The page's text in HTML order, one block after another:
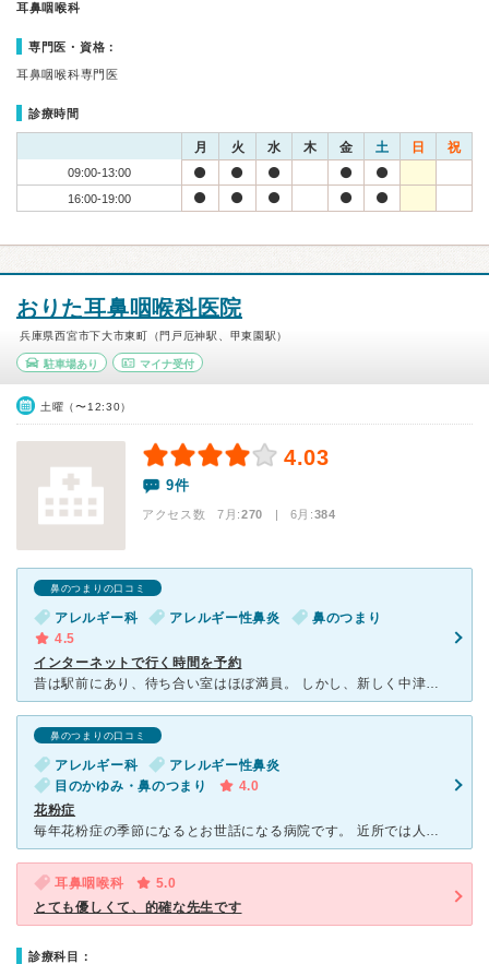
耳鼻咽喉科
専門医・資格：
耳鼻咽喉科専門医
診療時間
月 火 水 木 金 土 日 祝
09:00-13:00
16:00-19:00
おりた耳鼻咽喉科医院
兵庫県西宮市下大市東町（門戸厄神駅、甲東園駅）
駐車場あり マイナ受付
土曜（〜12:30）
4.03
9件
アクセス数 7月:270 | 6月:384
鼻のつまりの口コミ
アレルギー科 アレルギー性鼻炎
鼻のつまり
4.5
インターネットで行く時間を予約
昔は駅前にあり、待ち合い室はほぼ満員。 しかし、新しく中津浜線沿いに移転してからは、インターネットで時間予約方式に変更されました。 そのおかげで、待つ時間は少なくなりました。 小さな子ど
鼻のつまりの口コミ
アレルギー科
アレルギー性鼻炎
目のかゆみ・鼻のつまり
4.0
花粉症
毎年花粉症の季節になるとお世話になる病院です。 近所では人気の病院で、小さい子どもを連れて来られる親御さんが多いです。 診察の流れは非常にスムーズ。 予約していれば、受付してすぐに診察室に呼
耳鼻咽喉科
5.0
とても優しくて、的確な先生です
診療科目：